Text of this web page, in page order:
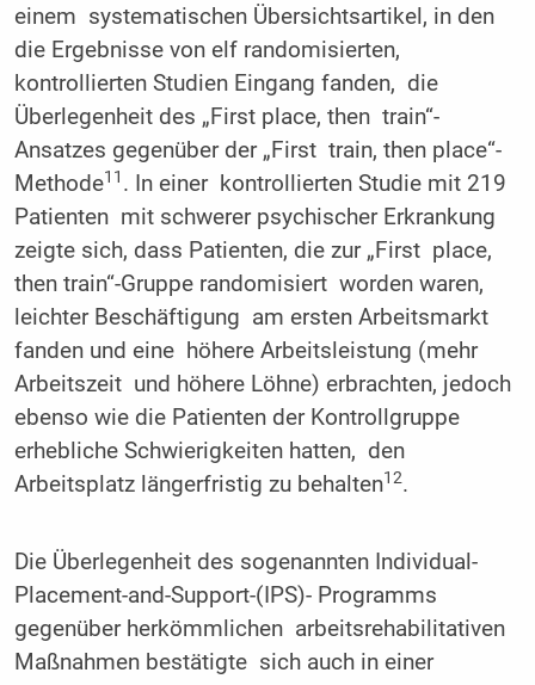
einem systematischen Übersichtsartikel, in den
die Ergebnisse von elf randomisierten,
kontrollierten Studien Eingang fanden, die
Überlegenheit des „First place, then train“-
Ansatzes gegenüber der „First train, then place“-
Methode11 . In einer kontrollierten Studie mit 219
Patienten mit schwerer psychischer Erkrankung
zeigte sich, dass Patienten, die zur „First place,
then train“-Gruppe randomisiert worden waren,
leichter Beschäftigung am ersten Arbeitsmarkt
fanden und eine höhere Arbeitsleistung (mehr
Arbeitszeit und höhere Löhne) erbrachten, jedoch
ebenso wie die Patienten der Kontrollgruppe
erhebliche Schwierigkeiten hatten, den
Arbeitsplatz längerfristig zu behalten12.
Die Überlegenheit des sogenannten Individual-
Placement-and-Support-(IPS)- Programms
gegenüber herkömmlichen arbeitsrehabilitativen
Maßnahmen bestätigte sich auch in einer